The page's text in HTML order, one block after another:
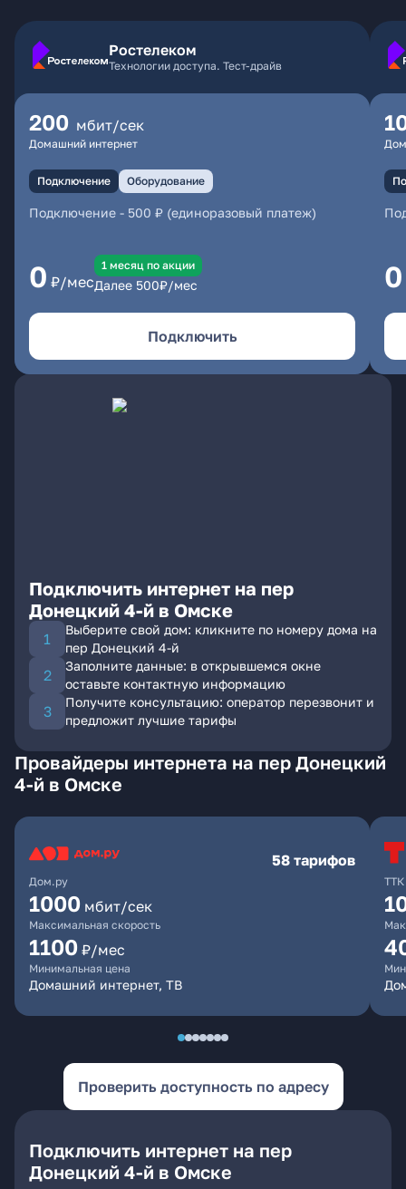
Ростелеком
Технологии доступа. Тест-драйв
200 мбит/сек
Домашний интернет
Подключение Оборудование
Подключение - 500 ₽ (единоразовый платеж)
0 ₽/мес
1 месяц по акции
Далее 500₽/мес
Подключить
0
Подключить интернет на пер
Донецкий 4-й в Омске
Выберите свой дом: кликните по номеру дома на
пер Донецкий 4-й
Заполните данные: в открывшемся окне
оставьте контактную информацию
Получите консультацию: оператор перезвонит и
предложит лучшие тарифы
Провайдеры интернета на пер Донецкий
4-й в Омске
Дом.ру
58 тарифов
1000 мбит/сек
Максимальная скорость
1100 ₽/мес
Минимальная цена
Домашний интернет, ТВ
ТТК
Проверить доступность по адресу
Подключить интернет на пер
Донецкий 4-й в Омске